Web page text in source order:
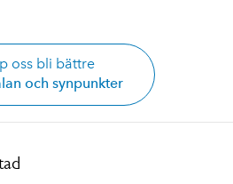
oss bli bättre
och synpunkter